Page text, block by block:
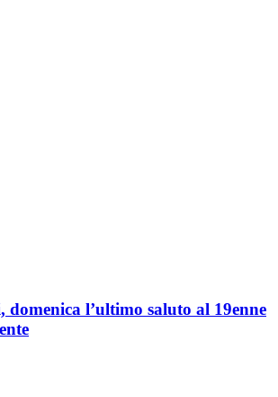
domenica l’ultimo saluto al 19enne